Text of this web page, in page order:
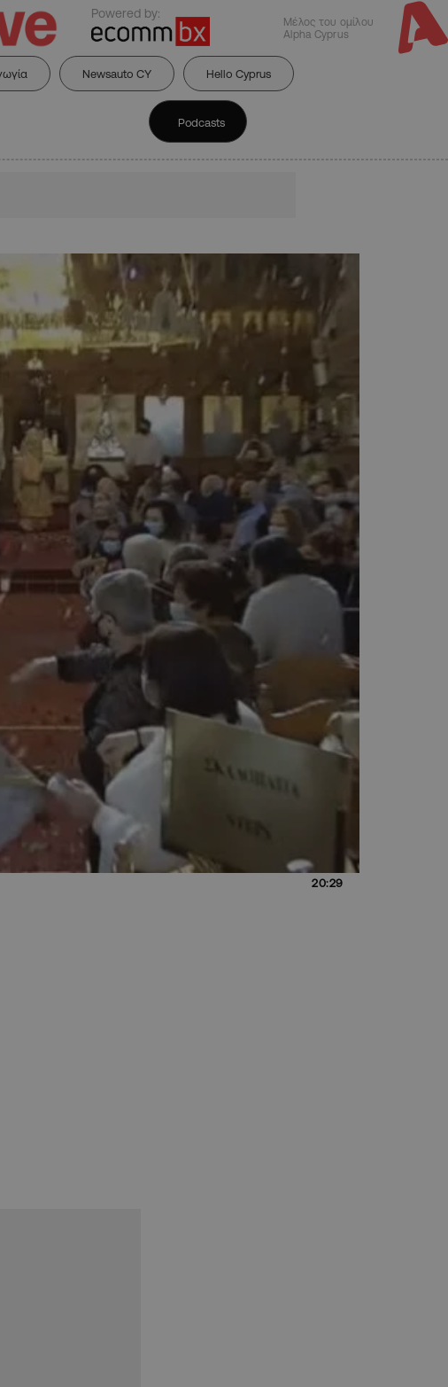
Powered by:
Μέλος του ομίλου
Alpha Cyprus
Newsauto CY Hello Cyprus
Podcasts
20:29